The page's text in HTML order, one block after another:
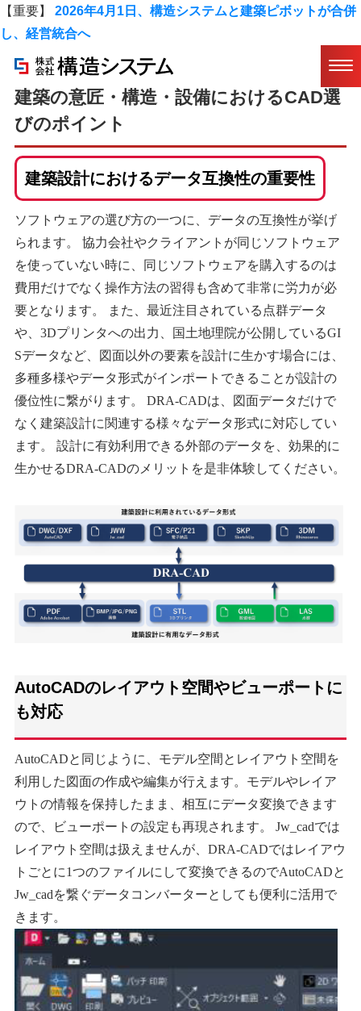
【重要】
2026年4月1日、構造システムと建築ピボットが合併
し、経営統合へ
ホーム/ コラム / 建築の意匠・構造・設備におけるCAD選びのポイント
建築の意匠・構造・設備におけるCAD選
びのポイント
建築設計におけるデータ互換性の重要性
ソフトウェアの選び方の一つに、データの互換性が挙げ
られます。 協力会社やクライアントが同じソフトウェア
を使っていない時に、同じソフトウェアを購入するのは
費用だけでなく操作方法の習得も含めて非常に労力が必
要となります。 また、最近注目されている点群データ
や、3Dプリンタへの出力、国土地理院が公開しているGI
Sデータなど、図面以外の要素を設計に生かす場合には、
多種多様やデータ形式がインポートできることが設計の
優位性に繋がります。 DRA-CADは、図面データだけで
なく建築設計に関連する様々なデータ形式に対応してい
ます。 設計に有効利用できる外部のデータを、効果的に
生かせるDRA-CADのメリットを是非体験してください。
AutoCADのレイアウト空間やビューポートに
も対応
AutoCADと同じように、モデル空間とレイアウト空間を
利用した図面の作成や編集が行えます。モデルやレイア
ウトの情報を保持したまま、相互にデータ変換できます
ので、ビューポートの設定も再現されます。 Jw_cadでは
レイアウト空間は扱えませんが、DRA-CADではレイアウ
トごとに1つのファイルにして変換できるのでAutoCADと
Jw_cadを繋ぐデータコンバーターとしても便利に活用で
きます。